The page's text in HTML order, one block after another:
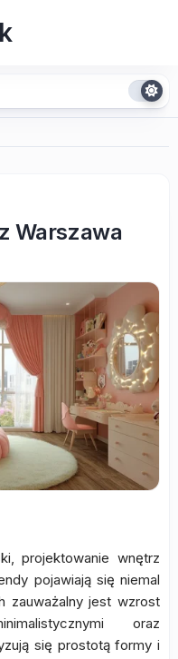
Warszawa
projektowanie wnętrz
pojawiają się niemal
zauważalny jest wzrost
oraz
się prostotą formy i